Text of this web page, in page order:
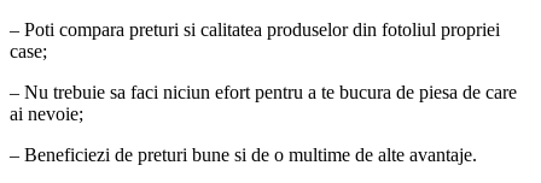
– Poti compara preturi si calitatea produselor din fotoliul propriei
case;
– Nu trebuie sa faci niciun efort pentru a te bucura de piesa de care
ai nevoie;
– Beneficiezi de preturi bune si de o multime de alte avantaje.